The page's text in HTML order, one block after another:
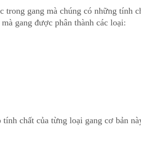
trong gang mà chúng có những tính
gang được phân thành các loại:
tính chất của từng loại gang cơ bản